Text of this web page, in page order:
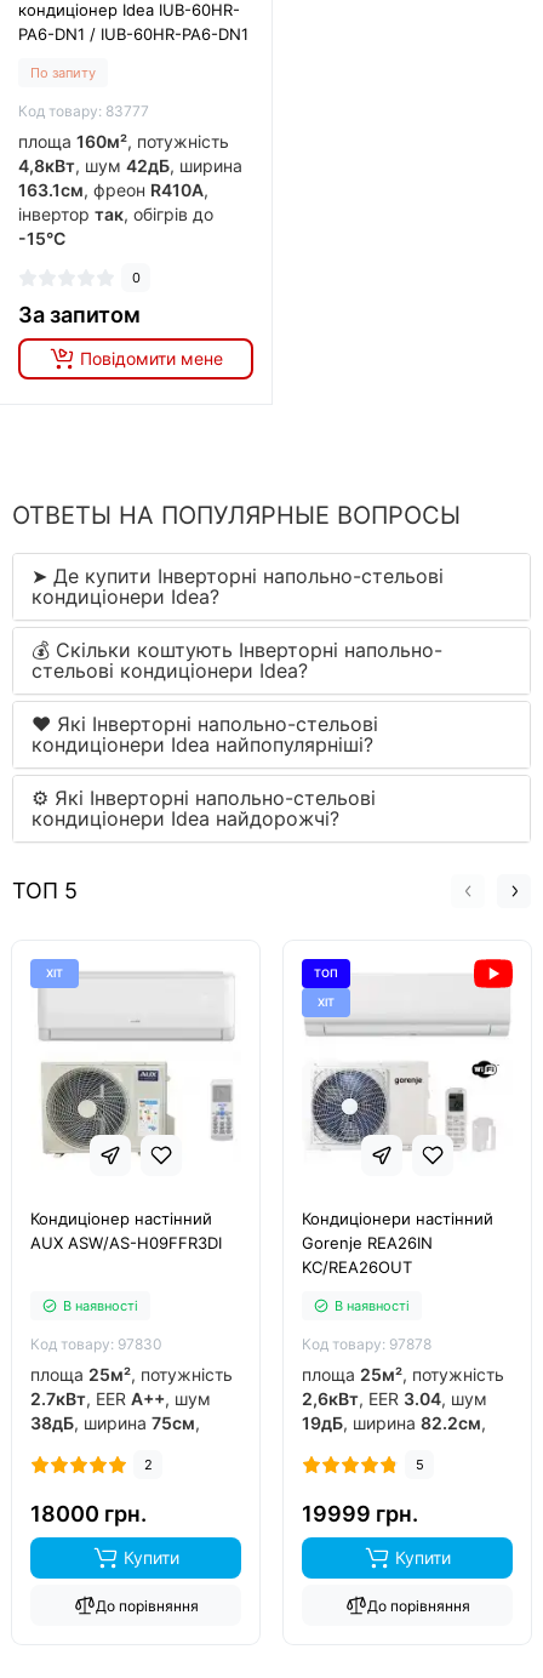
кондиціонер Idea IUB-60HR-
PA6-DN1 / IUB-60HR-PA6-DN1
По запиту
Код товару: 83777
площа 160м², потужність
4,8кВт, шум 42дБ, ширина
163.1см, фреон R410A,
інвертор так, обігрів до
-15°C
0
За запитом
Повідомити мене
ОТВЕТЫ НА ПОПУЛЯРНЫЕ ВОПРОСЫ
➤ Де купити Інверторні напольно-стельові
кондиціонери Idea?
💰 Скільки коштують Інверторні напольно-
стельові кондиціонери Idea?
❤️ Які Інверторні напольно-стельові
кондиціонери Idea найпопулярніші?
⚙ Які Інверторні напольно-стельові
кондиціонери Idea найдорожчі?
ТОП 5
ХІТ
Кондиціонер настінний
AUX ASW/AS-H09FFR3DI
В наявності
Код товару: 97830
площа 25м², потужність
2.7кВт, EER A++, шум
38дБ, ширина 75см,
китай, інвертор
2
18000 грн.
Купити
До порівняння
ТОП
ХІТ
Кондиціонери настінний
Gorenje REA26IN
KC/REA26OUT
В наявності
Код товару: 97878
площа 25м², потужність
2,6кВт, EER 3.04, шум
19дБ, ширина 82.2см,
китай, інвертор
5
19999 грн.
Купити
До порівняння